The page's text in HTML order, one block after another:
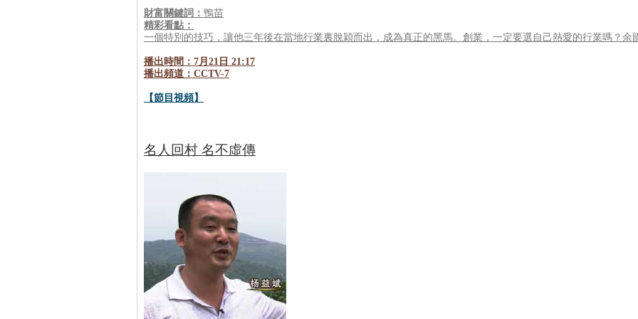
財富關鍵詞： 鴨苗
精彩看點：
一個特別的技巧，讓他三年後在當地行業裏脫穎而出，成為真正的黑馬。創業，一定要選自己熱愛的行業嗎？余
播出時間：7月21日 21:17
播出頻道：CCTV-7
【節目視頻】
名人回村 名不虛傳